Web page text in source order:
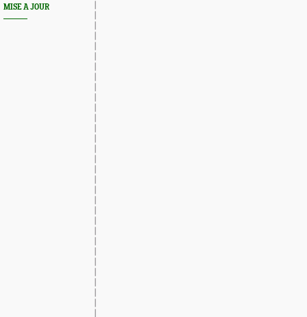
MISE A JOUR